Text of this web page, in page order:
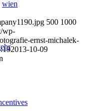
wien
500 1000
wp-
ernst-michalek-
2013-10-09